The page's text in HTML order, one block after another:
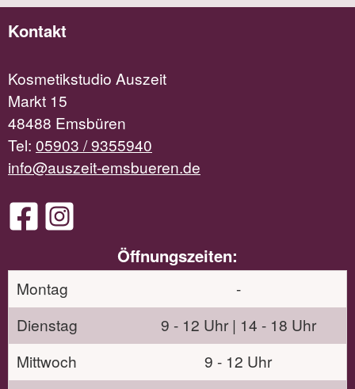
Kontakt
Kosmetikstudio Auszeit
Markt 15
48488 Emsbüren
Tel: 05903 / 9355940
info@auszeit-emsbueren.de
Öffnungszeiten:
Montag
-
Dienstag
9 - 12 Uhr | 14 - 18 Uhr
Mittwoch
9 - 12 Uhr